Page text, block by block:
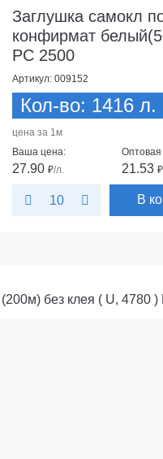
Заглушка самокл
конфирмат
PC 2500
Артикул: 009152
Кол-во: 1416 л.
цена за 1м
Ваша цена:
27.90 ₽/л. 21.53₽
10 В
без клея ( U, 4780 )